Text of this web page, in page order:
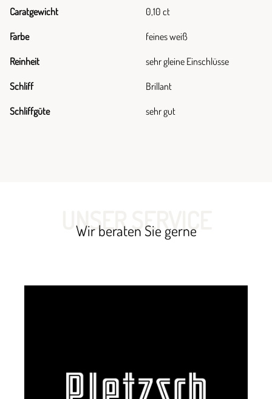
Caratgewicht 0,10 ct
Farbe feines weiß
Reinheit sehr gleine Einschlüsse
Schliff Brillant
Schliffgüte sehr gut
UNSER SERVICE
Wir beraten Sie gerne